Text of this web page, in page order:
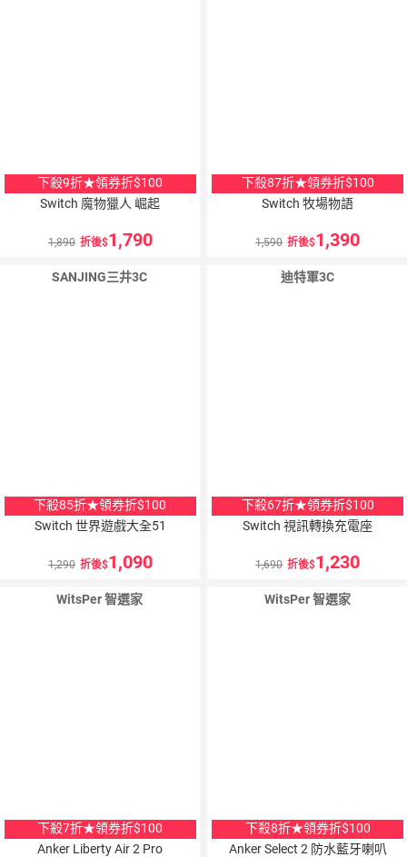
下殺9折★領券折$100
Switch 魔物獵人 崛起
1,890 折後 1,790
下殺87折★領券折$100
Switch 牧場物語
1,590 折後 1,390
SANJING三井3C
下殺85折★領券折$100
Switch 世界遊戲大全51
1,290 折後 1,090
迪特軍3C
下殺67折★領券折$100
Switch 視訊轉換充電座
1,690 折後 1,230
WitsPer 智選家
下殺7折★領券折$100
Anker Liberty Air 2 Pro
WitsPer 智選家
下殺8折★領券折$100
Anker Select 2 防水藍牙喇叭